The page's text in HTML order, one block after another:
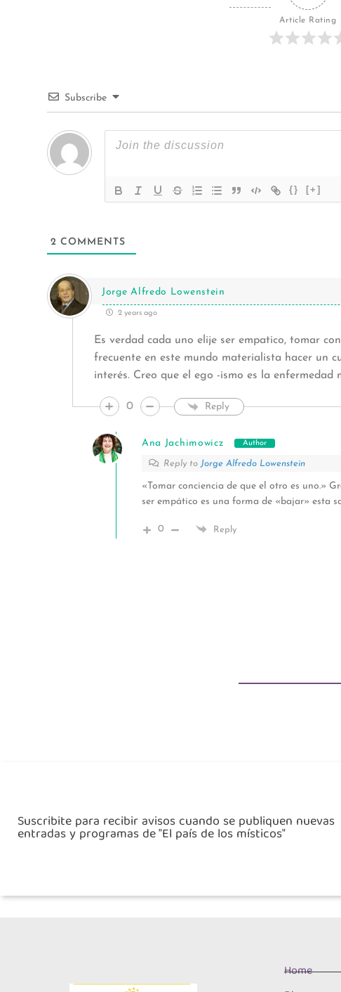
Article Rating
Subscribe
{} [+]
2 COMMENTS
Jorge Alfredo Lowenstein
2 years ago
Es verdad cada uno elije ser empatico, tomar
frecuente en este mundo materialista hacer un
interés. Creo que el ego -ismo es la enfermedad
0 Reply
Ana Jachimowicz Author
Reply to Jorge Alfredo Lowenstein
«Tomar conciencia de que el otro es uno.»
ser empático es una forma de «bajar» esta
0 Reply
Suscribite para recibir avisos cuando se publiquen nuevas
entradas y programas de "El país de los místicos"
Home